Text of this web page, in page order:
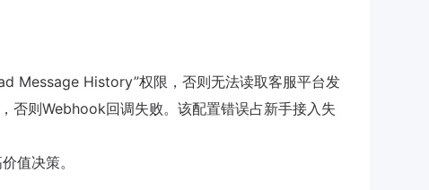
Message History”权限，否则无法读取客服平台发
否则Webhook回调失败。该配置错误占新手接入失
值决策。